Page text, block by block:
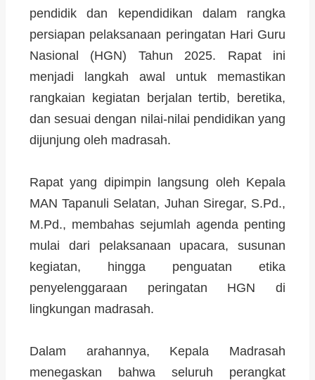
pendidik dan kependidikan dalam rangka
persiapan pelaksanaan peringatan Hari Guru
Nasional (HGN) Tahun 2025. Rapat ini
menjadi langkah awal untuk memastikan
rangkaian kegiatan berjalan tertib, beretika,
dan sesuai dengan nilai-nilai pendidikan yang
dijunjung oleh madrasah.
Rapat yang dipimpin langsung oleh Kepala
MAN Tapanuli Selatan, Juhan Siregar, S.Pd.,
M.Pd., membahas sejumlah agenda penting
mulai dari pelaksanaan upacara, susunan
kegiatan, hingga penguatan etika
penyelenggaraan peringatan HGN di
lingkungan madrasah.
Dalam arahannya, Kepala Madrasah
menegaskan bahwa seluruh perangkat